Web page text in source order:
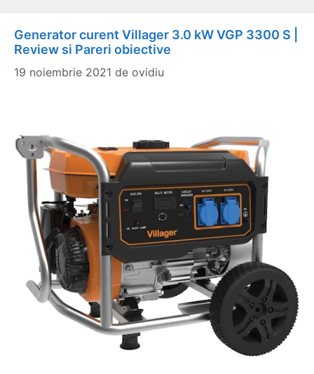
Generator curent Villager 3.0 kW VGP 3300 S |
Review si Pareri obiective
19 noiembrie 2021 de ovidiu